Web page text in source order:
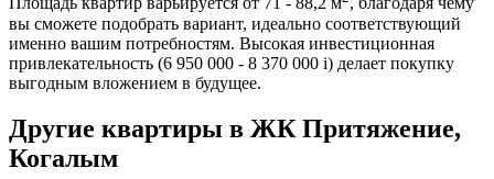
вы сможете подобрать вариант, идеально соответствующий
именно вашим потребностям. Высокая инвестиционная
привлекательность (6 950 000 - 8 370 000 i) делает покупку
выгодным вложением в будущее.
Другие квартиры в ЖК Притяжение,
Когалым